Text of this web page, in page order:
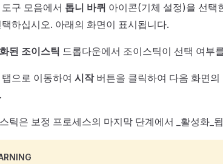
구 모음에서 톱니 바퀴 아이콘(기체 설정)을 선택
택하십시오. 아래의 화면이 표시됩니다.
된 조이스틱 드롭다운에서 조이스틱이 선택 여부
탭으로 이동하여 시작버튼을 클릭하여 다음 화면
틱은 보정 프로세스의 마지막 단계에서 _활성화_